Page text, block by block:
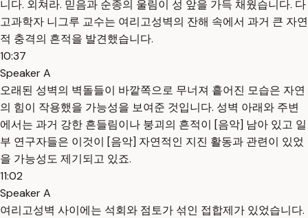
니다. 외쳐라. 믿음과 순종의 울림이 성 앞을 가득 채웠습니다. 다
고과학자 니그루 교수는 여리고성벽의 잔해 속에서 과거 큰 자연
적 충격의 흔적을 발견했습니다.
10:37
Speaker A
오래된 성벽의 벽돌들이 바깥쪽으로 무너져 흩어진 모습은 자연
의 힘이 작용했을 가능성을 보여준 것입니다. 성벽 아래와 주변
에서는 과거 강한 흔들림이나 붕괴의 흔적이 [음악] 남아 있고 일
부 연구자들은 이것이 [음악] 자연적인 지진 활동과 관련이 있었
을 가능성도 제기되고 있죠.
11:02
Speaker A
여리고성벽 사이에는 석회와 점토가 섞인 접합제가 있었습니다.